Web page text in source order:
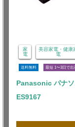
家
電
美容家電・健康
電
送料無料 最短 1〜3日で出
Panasonic パナソ
ES9167